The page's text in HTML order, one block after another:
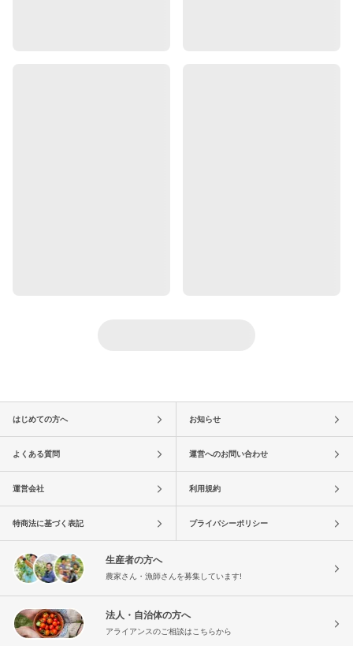
はじめての方へ お知らせ
よくある質問 運営へのお問い合わせ
運営会社 利用規約
特商法に基づく表記 プライバシーポリシー
生産者の方へ
農家さん・漁師さんを募集しています!
法人・自治体の方へ
アライアンスのご相談はこちらから